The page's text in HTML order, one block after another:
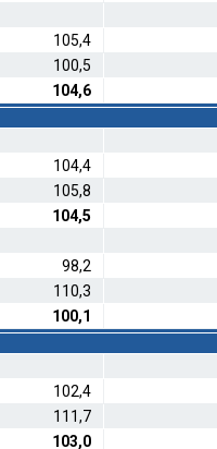
105,4
100,5
104,6
104,4
105,8
104,5
98,2
110,3
100,1
102,4
111,7
103,0